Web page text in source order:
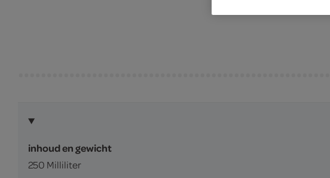
inhoud en gewicht
250 Milliliter